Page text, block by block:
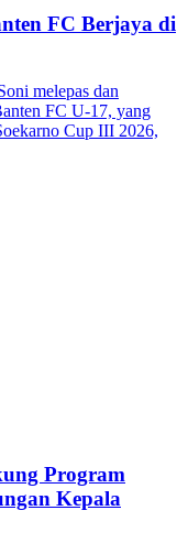
FC Berjaya di
melepas dan
FC U-17, yang
Cup III 2026,
Program
Kepala